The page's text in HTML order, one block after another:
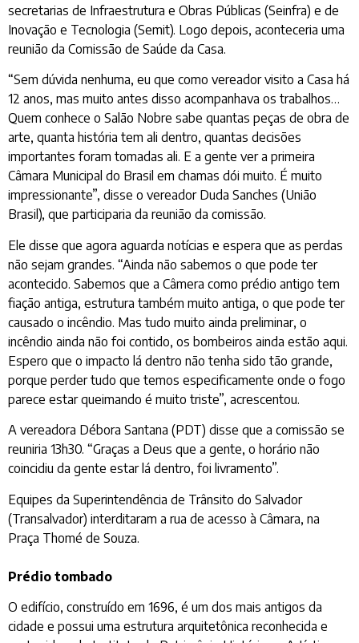
secretarias de Infraestrutura e Obras Públicas (Seinfra) e de
Inovação e Tecnologia (Semit). Logo depois, aconteceria uma
reunião da Comissão de Saúde da Casa.
“Sem dúvida nenhuma, eu que como vereador visito a Casa há
12 anos, mas muito antes disso acompanhava os trabalhos…
Quem conhece o Salão Nobre sabe quantas peças de obra de
arte, quanta história tem ali dentro, quantas decisões
importantes foram tomadas ali. E a gente ver a primeira
Câmara Municipal do Brasil em chamas dói muito. É muito
impressionante”, disse o vereador Duda Sanches (União
Brasil), que participaria da reunião da comissão.
Ele disse que agora aguarda notícias e espera que as perdas
não sejam grandes. “Ainda não sabemos o que pode ter
acontecido. Sabemos que a Câmera como prédio antigo tem
fiação antiga, estrutura também muito antiga, o que pode ter
causado o incêndio. Mas tudo muito ainda preliminar, o
incêndio ainda não foi contido, os bombeiros ainda estão aqui.
Espero que o impacto lá dentro não tenha sido tão grande,
porque perder tudo que temos especificamente onde o fogo
parece estar queimando é muito triste”, acrescentou.
A vereadora Débora Santana (PDT) disse que a comissão se
reuniria 13h30. “Graças a Deus que a gente, o horário não
coincidiu da gente estar lá dentro, foi livramento”.
Equipes da Superintendência de Trânsito do Salvador
(Transalvador) interditaram a rua de acesso à Câmara, na
Praça Thomé de Souza.
Prédio tombado
O edifício, construído em 1696, é um dos mais antigos da
cidade e possui uma estrutura arquitetônica reconhecida e